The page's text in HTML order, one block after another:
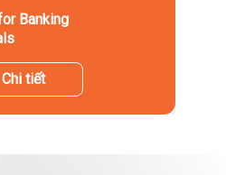
Banking
Chi tiết